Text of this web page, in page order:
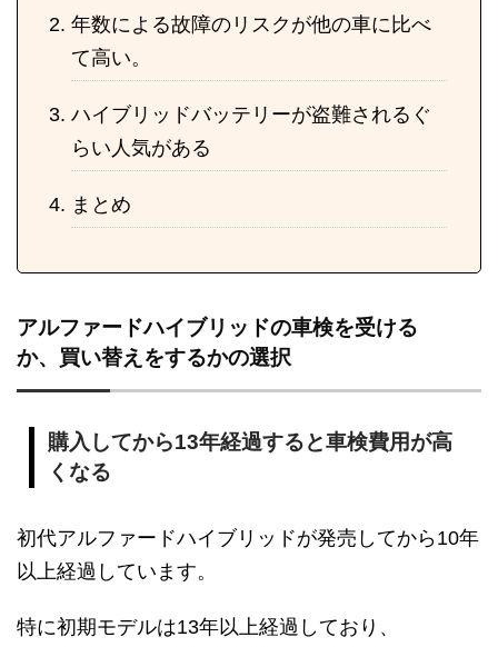
年数による故障のリスクが他の車に比べ
て高い。
ハイブリッドバッテリーが盗難されるぐ
らい人気がある
まとめ
アルファードハイブリッドの車検を受ける
か、買い替えをするかの選択
購入してから13年経過すると車検費用が高
くなる
初代アルファードハイブリッドが発売してから10年
以上経過しています。
特に初期モデルは13年以上経過しており、